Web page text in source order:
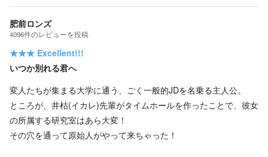
肥前ロンズ
4096件のレビューを投稿
★★★ Excellent!!!
いつか別れる君へ
変人たちが集まる大学に通う、ごく一般的JDを名乗る主人公。
ところが、井枯(イカレ)先輩がタイムホールを作ったことで、彼女
の所属する研究室はあら大変！
その穴を通って原始人がやって来ちゃった！